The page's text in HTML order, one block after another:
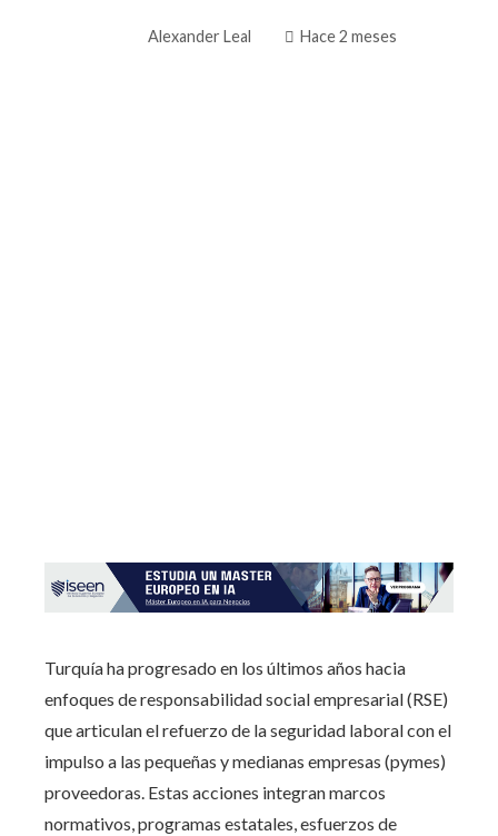
Alexander Leal Hace 2 meses
Turquía ha progresado en los últimos años hacia
enfoques de responsabilidad social empresarial (RSE)
que articulan el refuerzo de la seguridad laboral con el
impulso a las pequeñas y medianas empresas (pymes)
proveedoras. Estas acciones integran marcos
normativos, programas estatales, esfuerzos de